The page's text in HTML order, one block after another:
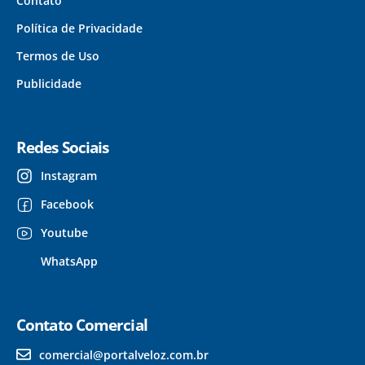
Política de Privacidade
Termos de Uso
Publicidade
Redes Sociais
Instagram
Facebook
Youtube
WhatsApp
Contato Comercial
comercial@portalveloz.com.br